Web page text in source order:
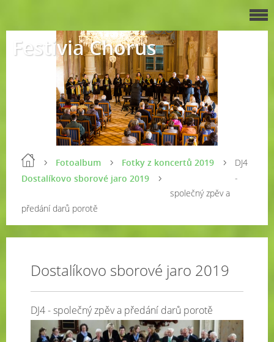
Festivia Chorus
Fotoalbum
Fotky z koncertů 2019
Dostalíkovo sborové jaro 2019
DJ4
-
společný zpěv a
předání darů porotě
Dostalíkovo sborové jaro 2019
DJ4 - společný zpěv a předání darů porotě